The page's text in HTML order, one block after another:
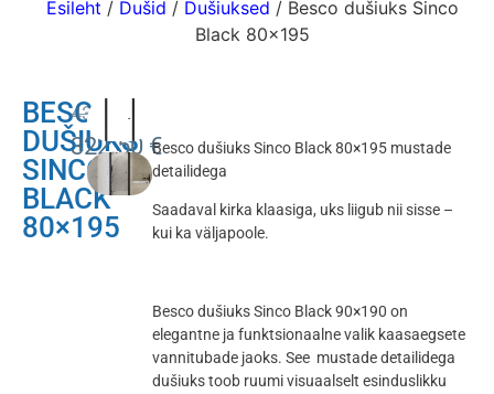
Esileht / Dušid / Dušiuksed / Besco dušiuks Sinco
Black 80×195
BESCO
DUŠIUKS
SINCO
BLACK
80×195
430.00
322.50 €
Besco dušiuks Sinco Black 80×195 mustade
detailidega
Saadaval kirka klaasiga, uks liigub nii sisse –
kui ka väljapoole.
Besco dušiuks Sinco Black 90×190 on
elegantne ja funktsionaalne valik kaasaegsete
vannitubade jaoks. See mustade detailidega
dušiuks toob ruumi visuaalselt esinduslikku